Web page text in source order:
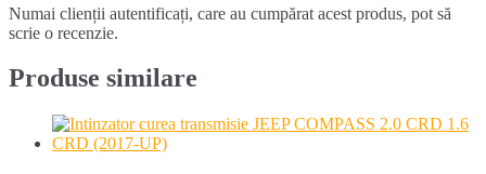
Numai clienții autentificați, care au cumpărat acest produs, pot să
scrie o recenzie.
Produse similare